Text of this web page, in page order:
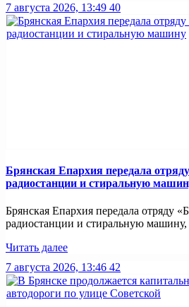
7 августа 2026, 13:49 40
Брянская Епархия передала
радиостанции и стиральную
Брянская Епархия передала отряду
радиостанции и стиральную
Читать далее
7 августа 2026, 13:46 42